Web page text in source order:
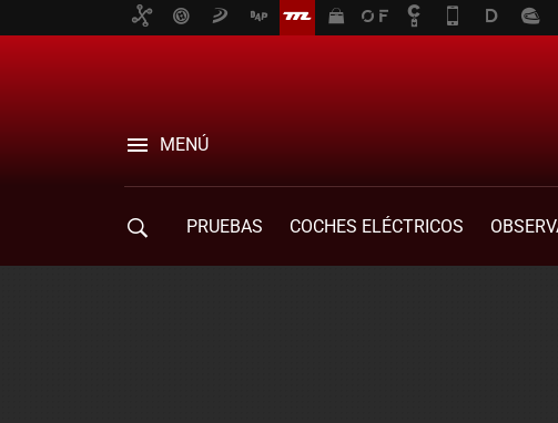
MENÚ
PRUEBAS COCHES ELÉCTRICOS